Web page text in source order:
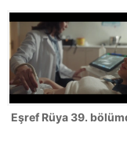
Eşref Rüya 39.